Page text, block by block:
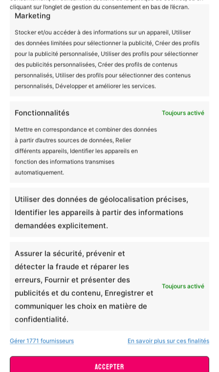
cliquant sur l’onglet de gestion du consentement en bas de l’écran.
Marketing
Stocker et/ou accéder à des informations sur un appareil, Utiliser
des données limitées pour sélectionner la publicité, Créer des profils
pour la publicité personnalisée, Utiliser des profils pour sélectionner
des publicités personnalisées, Créer des profils de contenus
personnalisés, Utiliser des profils pour sélectionner des contenus
personnalisés, Développer et améliorer les services.
Fonctionnalités Toujours activé
Mettre en correspondance et combiner des données
à partir d’autres sources de données, Relier
différents appareils, Identifier les appareils en
fonction des informations transmises
automatiquement.
Utiliser des données de géolocalisation précises,
Identifier les appareils à partir des informations
demandées explicitement.
Assurer la sécurité, prévenir et
détecter la fraude et réparer les
erreurs, Fournir et présenter des
publicités et du contenu, Enregistrer et
communiquer les choix en matière de
confidentialité.
Toujours activé
Gérer 1771 fournisseurs En savoir plus sur ces finalités
ACCEPTER
Avis (0)
Il n’y a encore aucun avis
Mug céramique Some
have a Story I made
History
Notation globale *
Comment évaluriez-vous la qualité générale du
produit ?
0/5
Comment évaluriez-vous la justesse des dimensions
de ce produit ?
Recommandriez-vous ce produit ?
0/5
Produits similaires
Mug céramique tout problème peut se résoudre autour
d’un bon pastis, thé
10,99€
a
plusieurs